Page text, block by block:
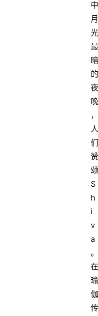
中
月
光
最
暗
的
夜
晚
，
人
们
赞
颂
S
h
i
v
a
。
在
瑜
伽
传